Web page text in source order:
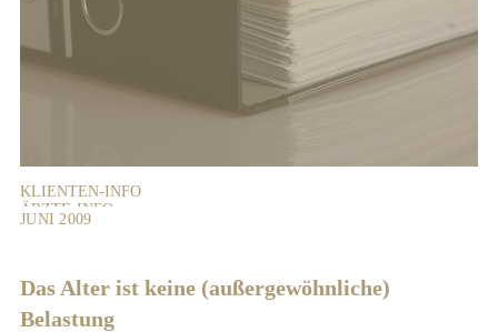
KLIENTEN-INFO
ÄRZTE-INFO
JUNI 2009
Das Alter ist keine (außergewöhnliche)
Belastung